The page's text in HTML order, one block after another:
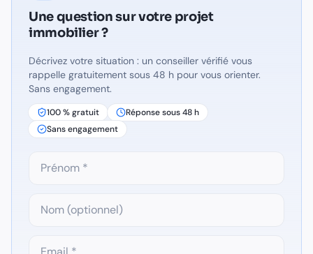
Une question survotre projet
immobilier?
Décrivez votre situation : un conseiller vérifié vous
rappelle gratuitement sous 48 h pour vous orienter.
Sans engagement.
100 % gratuit
Réponse sous 48 h
Sans engagement